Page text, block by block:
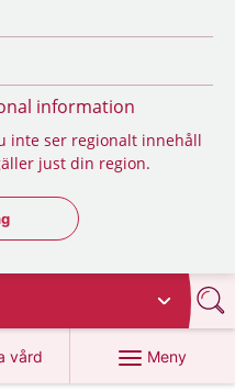
information
inte ser regionalt innehåll
just din region.
regionsväljaren
vård
1177.se
Meny